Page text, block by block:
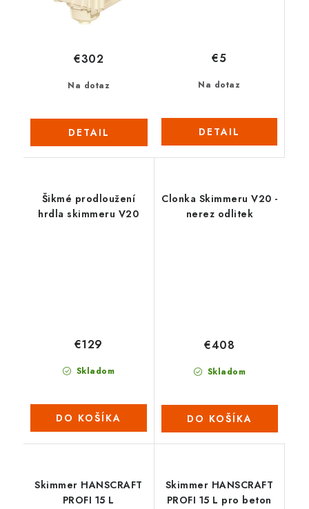
Na dotaz
€302
DETAIL
Na dotaz
€5
DETAIL
Šikmé prodloužení
hrdla skimmeru V20
Skladom
€129
DO KOŠÍKA
Clonka Skimmeru V20 -
nerez odlitek
Skladom
€408
DO KOŠÍKA
Skimmer HANSCRAFT
PROFI 15 L
Skimmer HANSCRAFT
PROFI 15 L pro beton